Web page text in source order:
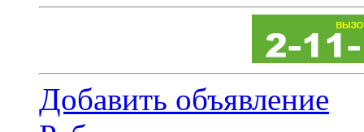
Добавить объявление